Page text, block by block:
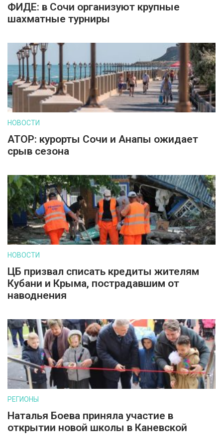
ФИДЕ: в Сочи организуют крупные
шахматные турниры
НОВОСТИ
АТОР: курорты Сочи и Анапы ожидает
срыв сезона
НОВОСТИ
ЦБ призвал списать кредиты жителям
Кубани и Крыма, пострадавшим от
наводнения
РЕГИОНЫ
Наталья Боева приняла участие в
открытии новой школы в Каневской